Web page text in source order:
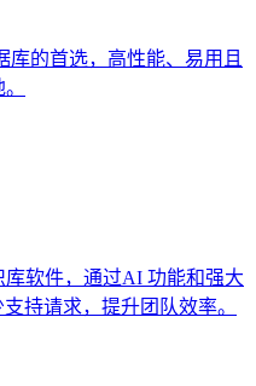
的首选，高性能、易用且
库软件，通过AI 功能和强大
持请求，提升团队效率。